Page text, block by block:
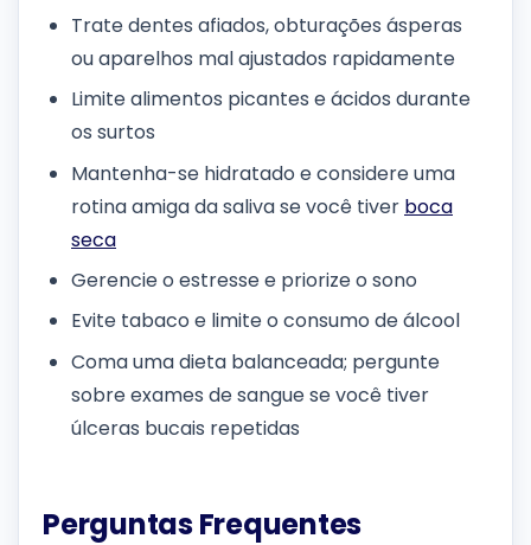
Trate dentes afiados, obturações ásperas
ou aparelhos mal ajustados rapidamente
Limite alimentos picantes e ácidos durante
os surtos
Mantenha-se hidratado e considere uma
rotina amiga da saliva se você tiver boca
seca
Gerencie o estresse e priorize o sono
Evite tabaco e limite o consumo de álcool
Coma uma dieta balanceada; pergunte
sobre exames de sangue se você tiver
úlceras bucais repetidas
Perguntas Frequentes